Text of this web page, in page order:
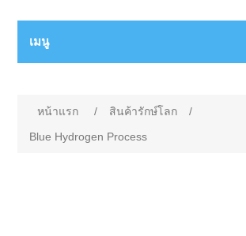
เมนู
หน้าแรก / สินค้ารักษ์โลก
/
Blue Hydrogen Process